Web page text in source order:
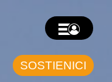
SOSTIENICI